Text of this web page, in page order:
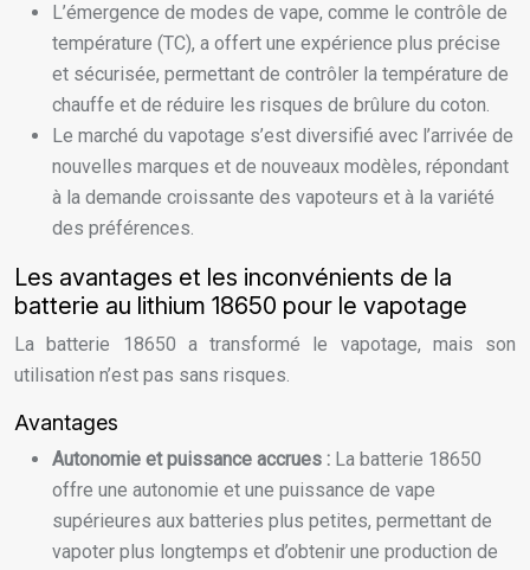
L’émergence de modes de vape, comme le contrôle de
température (TC), a offert une expérience plus précise
et sécurisée, permettant de contrôler la température de
chauffe et de réduire les risques de brûlure du coton.
Le marché du vapotage s’est diversifié avec l’arrivée de
nouvelles marques et de nouveaux modèles, répondant
à la demande croissante des vapoteurs et à la variété
des préférences.
Les avantages et les inconvénients de la
batterie au lithium 18650 pour le vapotage
La batterie 18650 a transformé le vapotage, mais son
utilisation n’est pas sans risques.
Avantages
Autonomie et puissance accrues : La batterie 18650
offre une autonomie et une puissance de vape
supérieures aux batteries plus petites, permettant de
vapoter plus longtemps et d’obtenir une production de